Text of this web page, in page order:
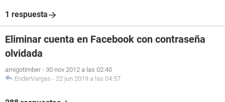
1 respuesta
Eliminar cuenta en Facebook con contraseña
olvidada
amigotimber - 30 nov 2012 a las 02:40
EnderVargas - 22 jun 2019 a las 04:57